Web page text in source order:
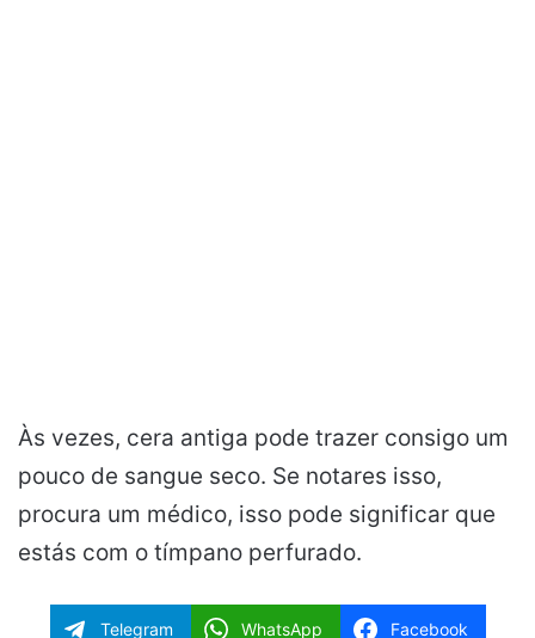
Às vezes, cera antiga pode trazer consigo um
pouco de sangue seco. Se notares isso,
procura um médico, isso pode significar que
estás com o tímpano perfurado.
Telegram WhatsApp Facebook